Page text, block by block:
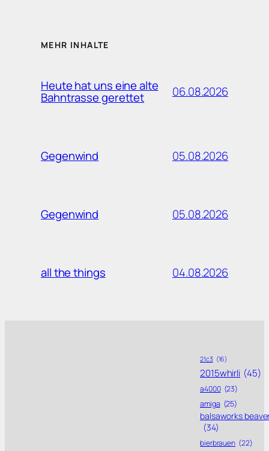
MEHR INHALTE
Heute hat uns eine alte
Bahntrasse gerettet 06.08.2026
Gegenwind 05.08.2026
Gegenwind 05.08.2026
all the things 04.08.2026
21c3 (16)
2015whirli (45)
a4000 (23)
amiga (25)
balsaworks
(34)
bierbrauen (22)